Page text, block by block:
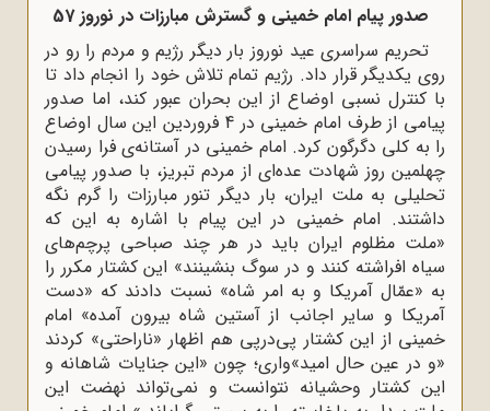
صدور پیام امام خمینی و گسترش مبارزات در نوروز 57
تحریم سراسری عید نوروز بار دیگر رژیم و مردم را رو در
روی یکدیگر قرار داد. رژیم تمام تلاش خود را انجام داد تا
با کنترل نسبی اوضاع از این بحران عبور کند، اما صدور
پیامی از طرف امام خمینی در 4 فروردین این سال اوضاع
را به کلی دگرگون کرد. امام خمینی در آستانه‌ی‌ فرا رسیدن‌
چهلمین‌ روز شهادت‌ عده‌ای‌ از مردم‌ تبریز، با صدور پیامی‌
تحلیلی‌ به‌ ملت‌ ایران‌، بار دیگر تنور مبارزات را گرم نگه
داشتند. امام‌ خمینی‌ در این‌ پیام‌ با اشاره به این که
«ملت‌‌ ‌‌مظلوم ایران باید در هر چند صباحی پرچم‌های
سیاه افراشته کنند و در سوگ بنشینند» این‌ کشتار مکرر را
به «عمّال‌ آمریکا و به‌ امر شاه‌» نسبت‌ دادند که‌ «دست‌
آمریکا و سایر اجانب‌ از آستین‌ شاه‌ بیرون‌ آمده‌» امام‌
خمینی‌ از این‌ کشتار پی‌درپی‌ هم‌ اظهار «ناراحتی‌» کردند
«و در عین‌ حال‌ امید»واری‌؛ چون‌ «این‌ جنایات‌ شاهانه‌ و
این‌ کشتار وحشیانه‌ نتوانست‌ و نمی‌تواند نهضت‌ این‌